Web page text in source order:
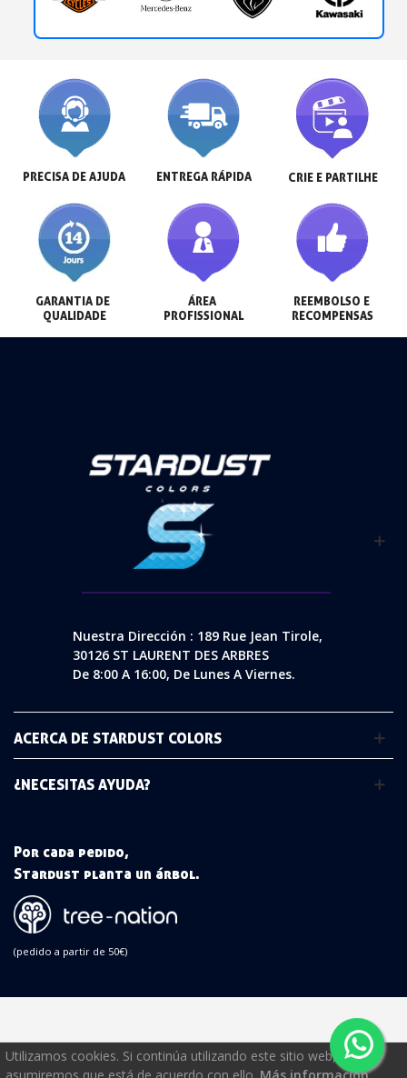
PRECISA DE AJUDA ENTREGA RÁPIDA CRIE E PARTILHE
GARANTIA DE
QUALIDADE
ÁREA
PROFISSIONAL
REEMBOLSO E
RECOMPENSAS
Nuestra Dirección : 189 Rue Jean Tirole,
30126 ST LAURENT DES ARBRES
De 8:00 A 16:00, De Lunes A Viernes.
ACERCA DE STARDUST COLORS
¿NECESITAS AYUDA?
Por cada pedido,
Stardust planta un árbol.
(pedido a partir de 50€)
Utilizamos cookies. Si continúa utilizando este sitio web,